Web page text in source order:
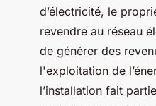
d’électricité, le
revendre au réseau
de générer des
l'exploitation de
l’installation fait